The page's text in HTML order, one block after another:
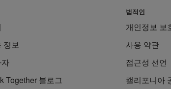
정보
Together 블로그
법적인
개인정보 보
사용 약관
접근성 선언
캘리포니아